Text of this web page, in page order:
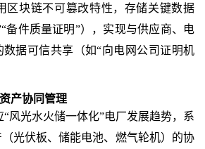
区块链不可篡改特性，存储关键数据
备件质量证明”），实现与供应商、电
数据可信共享（如“向电网公司证明机
产协同管理
“风光水火储一体化”电厂发展趋势，系
光伏板、储能电池、燃气轮机）的协